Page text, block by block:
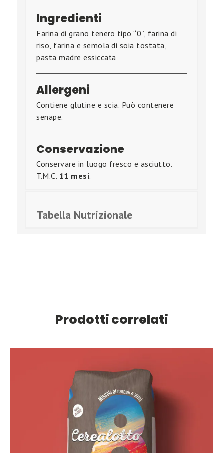
Ingredienti
Farina di grano tenero tipo “0”, farina di
riso, farina e semola di soia tostata,
pasta madre essiccata
Allergeni
Contiene glutine e soia. Può contenere
senape.
Conservazione
Conservare in luogo fresco e asciutto.
T.M.C. 11 mesi.
Tabella Nutrizionale
Prodotti correlati